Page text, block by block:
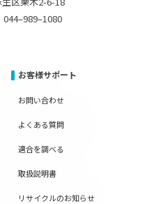
お客様サポート
お問い合わせ
よくある質問
適合を調べる
取扱説明書
リサイクルのお知らせ